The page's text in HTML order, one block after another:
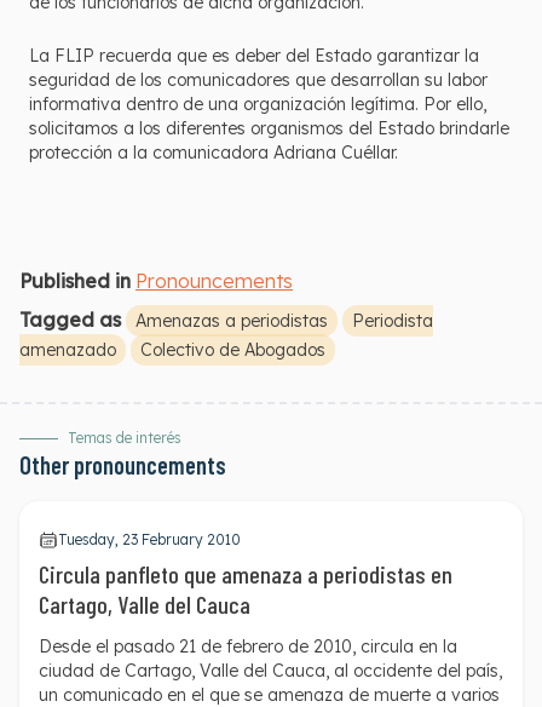
La FLIP recuerda que es deber del Estado garantizar la
seguridad de los comunicadores que desarrollan su labor
informativa dentro de una organización legítima. Por ello,
solicitamos a los diferentes organismos del Estado brindarle
protección a la comunicadora Adriana Cuéllar.
Published in Pronouncements
Tagged as
Amenazas a periodistas
Periodista
amenazado
Colectivo de Abogados
Temas de interés
Other pronouncements
Tuesday, 23 February 2010
Circula panfleto que amenaza a periodistas en
Cartago, Valle del Cauca
Desde el pasado 21 de febrero de 2010, circula en la
ciudad de Cartago, Valle del Cauca, al occidente del país,
un comunicado en el que se amenaza de muerte a varios